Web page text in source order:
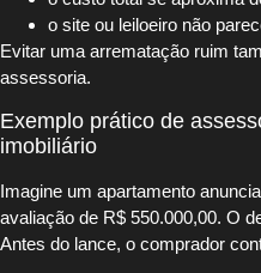
o site ou leiloeiro não
Evitar uma arrematação ruim
assessoria.
Exemplo prático de
imobiliário
Imagine um apartamento
avaliação de R$ 550.000,00. O
Antes do lance, o comprador